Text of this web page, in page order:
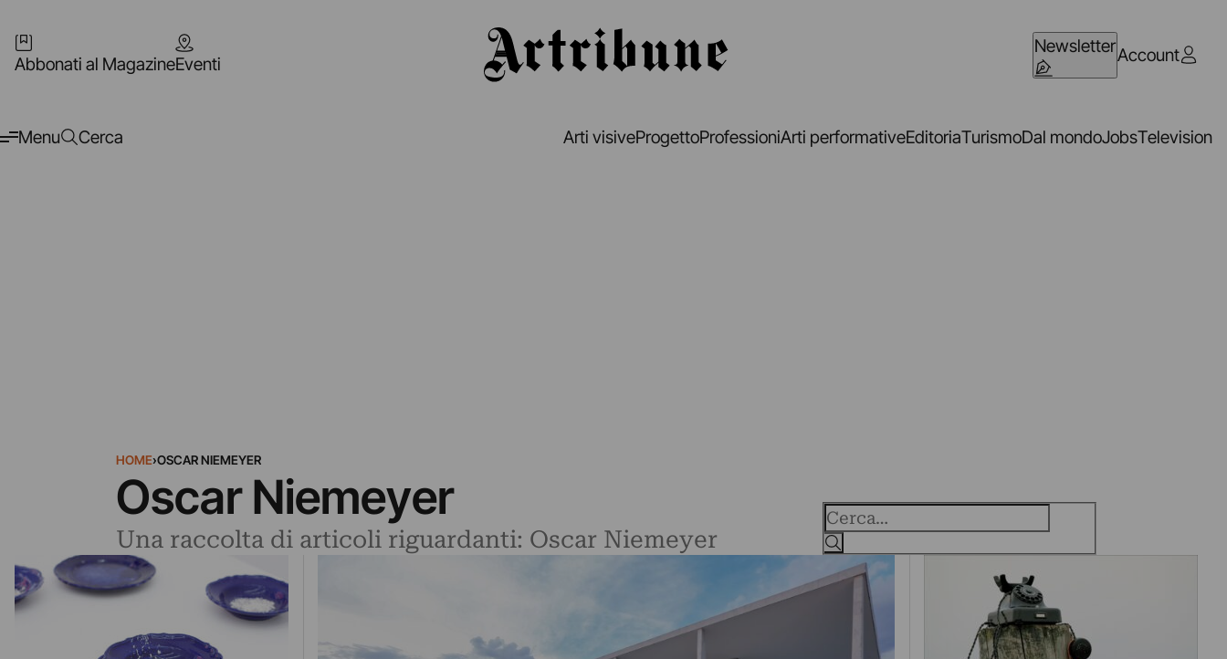
Abbonati al MagazineEventi
NewsletterAccount
Menu Cerca Arti visiveProgettoProfessioniArti performativeEditoriaTurismoDal mondoJobsTelevision
HOME›OSCAR NIEMEYER
Oscar Niemeyer
Una raccolta di articoli riguardanti: Oscar Niemeyer
Cerca